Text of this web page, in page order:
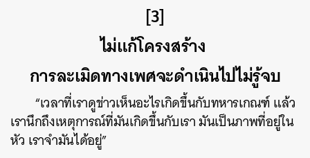
[3]
ไม่แก้โครงสร้าง
การละเมิดทางเพศจะดำเนินไปไม่รู้จบ
“เวลาที่เราดูข่าวเห็นอะไรเกิดขึ้นกับทหารเกณฑ์ แล้ว
เรานึกถึงเหตุการณ์ที่มันเกิดขึ้นกับเรา มันเป็นภาพที่อยู่ใน
หัว เราจำมันได้อยู่”